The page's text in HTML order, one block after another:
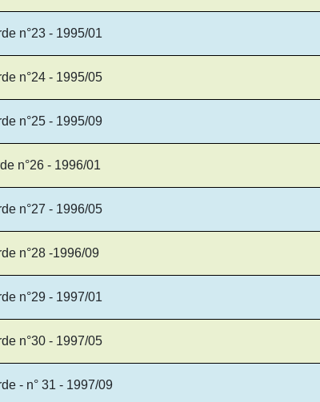
n°23 - 1995/01
n°24 - 1995/05
n°25 - 1995/09
n°26 - 1996/01
n°27 - 1996/05
n°28 -1996/09
n°29 - 1997/01
n°30 - 1997/05
- n° 31 - 1997/09